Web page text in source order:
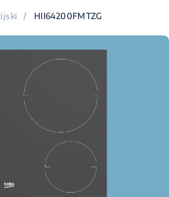
/ HII64200FMTZG